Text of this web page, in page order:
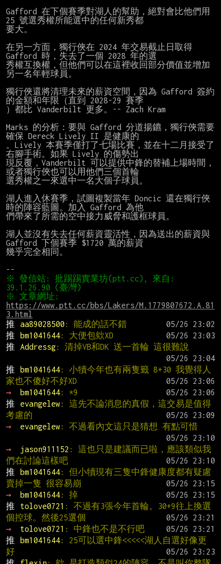
Gafford 在下個賽季對湖人的幫助，絕對會比他們用
25 號選秀權所能選中的任何新秀都
要大。
在另一方面，獨行俠在 2024 年交易截止日取得
Gafford 時，失去了一個 2028 年的選
秀權互換權，但他們可以在這裡收回部分價值並增加
另一名年輕球員。
獨行俠還將清理未來的薪資空間，因為 Gafford 簽約
的金額和年限（直到 2028-29 賽季
）都比 Vanderbilt 更多。-- Zach Kram
Marks 的分析：要與 Gafford 分道揚鑣，獨行俠需要
確保 Dereck Lively II 是健康的
。Lively 本賽季僅打了七場比賽，並在十二月接受了
右腳手術。如果 Lively 的傷勢出
現反覆，Vanderbilt 可以提供中鋒的替補上場時間，
或者獨行俠也可以用他們三個首輪
選秀權之一來選中一名大個子球員。
湖人進入休賽季，試圖複製當年 Doncic 還在獨行俠
時的陣容藍圖。加入 Gafford 為他
們帶來了所需的空中接力威脅和護框球員。
湖人並沒有失去任何薪資靈活性，因為送出的薪資與
Gafford 下個賽季 $1720 萬的薪資
幾乎完全相同。
※ 發信站: 批踢踢實業坊(ptt.cc), 來自:
https://www.ptt.cc/bbs/Lakers/M.1779807672.A.81
3.html
推
aa89028500 : 能成的話不錯
推
bm1041644: 大便包欸XD
推
Addressg: 清掉VB和DK 送一首輪 這很難說
推
bm1041644: 小犢今年也有兩隻籤 8+30 我覺得人
家也不傻好不好XD
→
bm1041644: *9
推
evangelew: 這先不論消息的真假，這交易是值得
考慮的
→
evangelew: 不過看內文這只是猜想 有點可惜
→
jason911152 : 這也只是建議而已啦，應該類似我
們在討論這樣吧
推
bm1041644: 但小犢現有三隻中鋒健康度都有疑慮
賣掉一隻 很容易崩
→
bm1041644: 掉
推
tolove0721 : 不過有3張今年首輪。30+9往上換選
個控球。然後25選個
→
tolove0721 : 中鋒也不是不行吧
推
bm1041644: 25可以選中鋒<<<<<湖人自選好像更
好